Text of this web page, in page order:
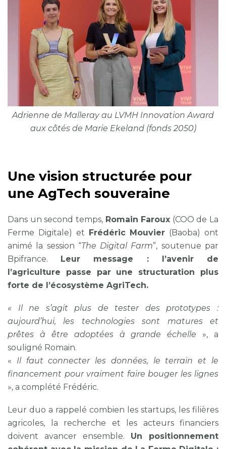
Adrienne de Malleray au LVMH Innovation Award
aux côtés de Marie Ekeland (fonds 2050)
Une vision structurée pour
une AgTech souveraine
Dans un second temps, Romain Faroux (COO de La
Ferme Digitale) et Frédéric Mouvier (Baoba) ont
animé la session “The Digital Farm”, soutenue par
Bpifrance. Leur message : l’avenir de
l’agriculture passe par une structuration plus
forte de l’écosystème AgriTech.
« Il ne s’agit plus de tester des prototypes :
aujourd’hui, les technologies sont matures et
prêtes à être adoptées à grande échelle », a
souligné Romain.
« Il faut connecter les données, le terrain et le
financement pour vraiment faire bouger les lignes
», a complété Frédéric.
Leur duo a rappelé combien les startups, les filières
agricoles, la recherche et les acteurs financiers
doivent avancer ensemble. Un positionnement